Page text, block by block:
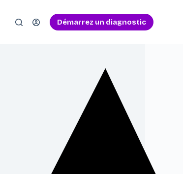
Démarrez un diagnostic